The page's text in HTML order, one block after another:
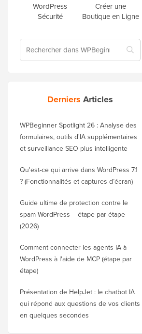
WordPress
Sécurité
Créer une
Boutique en Ligne
Derniers Articles
WPBeginner Spotlight 26 : Analyse des
formulaires, outils d'IA supplémentaires
et surveillance SEO plus intelligente
Qu'est-ce qui arrive dans WordPress 7.1
? (Fonctionnalités et captures d’écran)
Guide ultime de protection contre le
spam WordPress – étape par étape
(2026)
Comment connecter les agents IA à
WordPress à l'aide de MCP (étape par
étape)
Présentation de HelpJet : le chatbot IA
qui répond aux questions de vos clients
en quelques secondes